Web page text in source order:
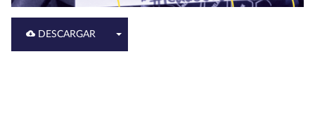
DESCARGAR